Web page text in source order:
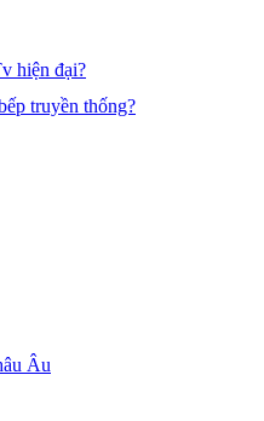
hiện đại?
truyền thống?
Âu